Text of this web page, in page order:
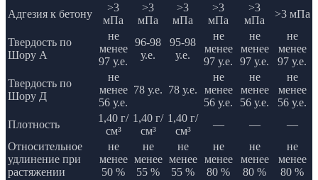
Адгезия к бетону
>3
мПа
>3
мПа
>3
мПа
>3
мПа
>3
мПа
>3 мПа
Твердость по
Шору А
не
менее
97 у.е.
96-98
у.е.
95-98
у.е.
не
менее
97 у.е.
не
менее
97 у.е.
не
менее
97 у.е.
Твердость по
Шору Д
не
менее
56 у.е.
78 у.е. 78 у.е.
не
менее
56 у.е.
не
менее
56 у.е.
не
менее
56 у.е.
Плотность
1,40 г/
см³
1,40 г/
см³
1,40 г/
см³
— —
—
Относительное
удлинение при
растяжении
не
менее
50 %
не
менее
55 %
не
менее
55 %
не
менее
80 %
не
менее
80 %
не
менее
80 %